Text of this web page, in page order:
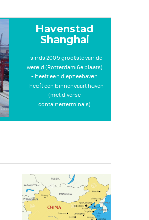
Havenstad
Shanghai
- sinds 2005 grootste van de
wereld (Rotterdam 6e plaats)
- heeft een diepzeehaven
- heeft een binnenvaart haven
(met diverse
containerterminals)